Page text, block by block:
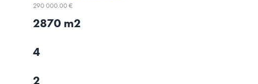
290 000.00 €
2870 m2
4
2